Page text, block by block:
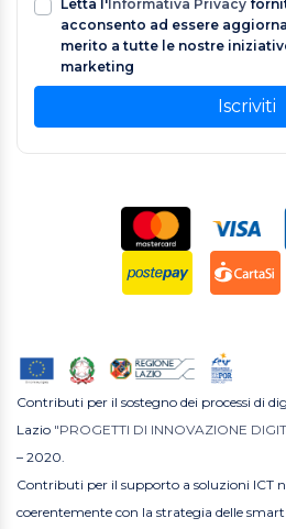
Letta l'Informativa Privacy
acconsento ad essere
merito a tutte le nostre
marketing
Iscriviti
Contributi per il sostegno dei processi di
Lazio "PROGETTI DI INNOVAZIONE
– 2020.
Contributi per il supporto a soluzioni ICT
coerentemente con la strategia delle